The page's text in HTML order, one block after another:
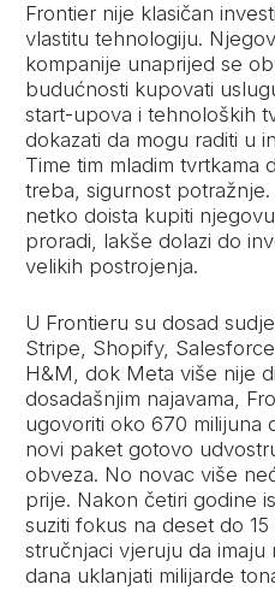
Frontier nije klasičan
vlastitu tehnologiju.
kompanije unaprijed se
budućnosti kupovati
start-upova i tehnoloških
dokazati da mogu raditi u
Time tim mladim tvrtkama
treba, sigurnost
netko doista kupiti
proradi, lakše dolazi do
velikih postrojenja.
U Frontieru su dosad
Stripe, Shopify,
H&M, dok Meta više nije
dosadašnjim najavama,
ugovoriti oko 670 milijuna
novi paket gotovo
obveza. No novac više
prije. Nakon četiri godine
suziti fokus na deset do
stručnjaci vjeruju da
dana uklanjati milijarde